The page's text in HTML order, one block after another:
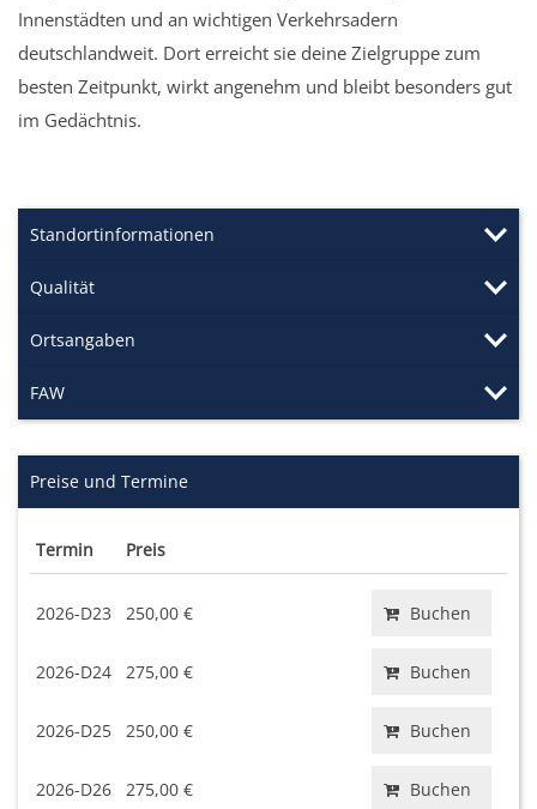
Innenstädten und an wichtigen Verkehrsadern
deutschlandweit. Dort erreicht sie deine Zielgruppe zum
besten Zeitpunkt, wirkt angenehm und bleibt besonders gut
im Gedächtnis.
Standortinformationen
Qualität
Ortsangaben
FAW
Preise und Termine
Termin Preis
2026-D23 250,00 € Buchen
2026-D24 275,00 € Buchen
2026-D25 250,00 € Buchen
2026-D26 275,00 € Buchen